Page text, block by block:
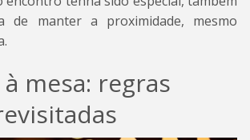
de manter a proximidade, mesmo
mesa: regras